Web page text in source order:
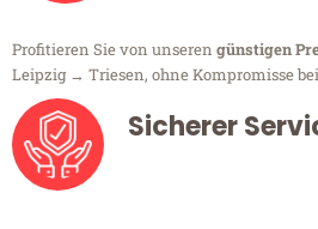
Profitieren Sie von unseren günstigen
Leipzig → Triesen, ohne Kompromisse
Sicherer